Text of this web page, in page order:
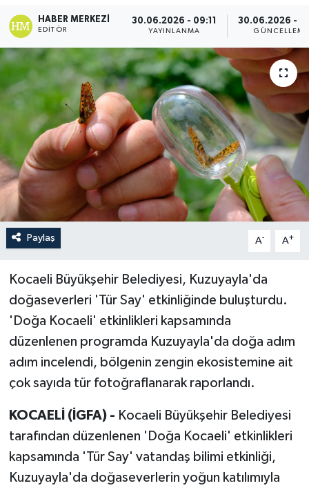
HABER MERKEZI
EDITÖR
30.06.2026 - 09:11
YAYINLANMA
30.06.2026 -
GÜNCELLEME
Paylaş A- A+
Kocaeli Büyükşehir Belediyesi, Kuzuyayla'da
doğaseverleri 'Tür Say' etkinliğinde buluşturdu.
'Doğa Kocaeli' etkinlikleri kapsamında
düzenlenen programda Kuzuyayla'da doğa adım
adım incelendi, bölgenin zengin ekosistemine ait
çok sayıda tür fotoğraflanarak raporlandı.
KOCAELİ (İGFA) - Kocaeli Büyükşehir Belediyesi
tarafından düzenlenen 'Doğa Kocaeli' etkinlikleri
kapsamında 'Tür Say' vatandaş bilimi etkinliği,
Kuzuyayla'da doğaseverlerin yoğun katılımıyla